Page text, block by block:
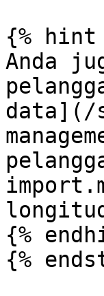
{%
Anda
data](/
{%
{%